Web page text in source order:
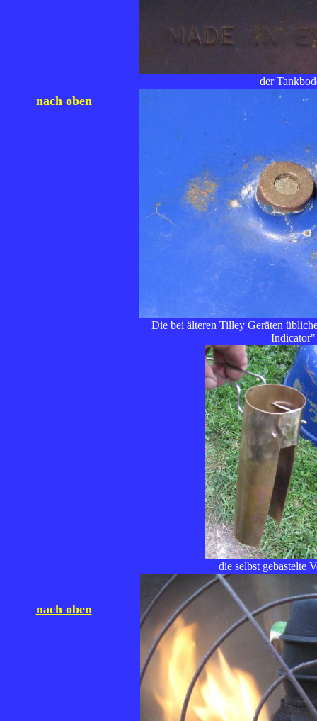
nach oben
nach oben
der
Die bei älteren Tilley Geräten
Indicator"
die selbst gebastelte